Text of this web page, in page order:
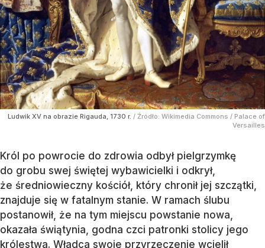
Ludwik XV na obrazie Rigauda, 1730 r. / Źródło: Wikimedia Commons / Palace of
Versailles
Król po powrocie do zdrowia odbył pielgrzymkę
do grobu swej świętej wybawicielki i odkrył,
że średniowieczny kościół, który chronił jej szczątki,
znajduje się w fatalnym stanie. W ramach ślubu
postanowił, że na tym miejscu powstanie nowa,
okazała świątynia, godna czci patronki stolicy jego
królestwa. Władca swoje przyrzeczenie wcielił